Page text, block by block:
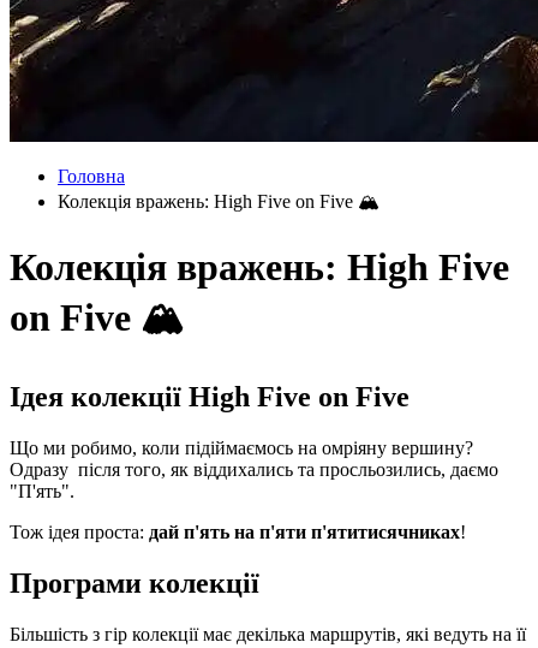
Головна
Колекція вражень: High Five on Five 🏔
Колекція вражень: High Five
on Five 🏔
Ідея колекції High Five on Five
Що ми робимо, коли підіймаємось на омріяну вершину?
Одразу після того, як віддихались та просльозились, даємо
"П'ять".
Тож ідея проста: дай п'ять на п'яти п'ятитисячниках!
Програми колекції
Більшість з гір колекції має декілька маршрутів, які ведуть на її